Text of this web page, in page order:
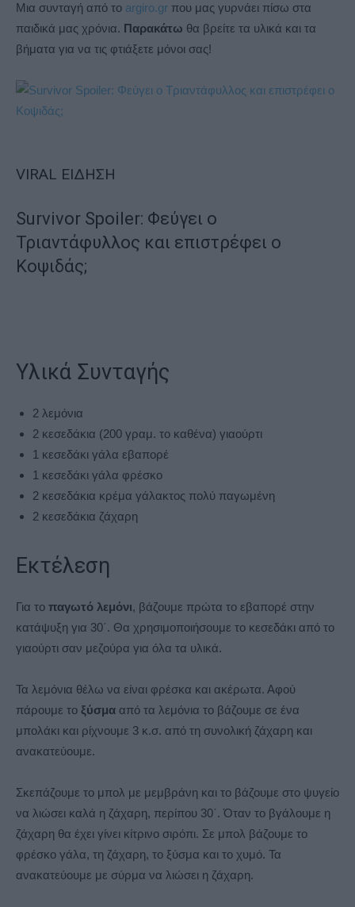
Μια συνταγή από το argiro.gr που μας γυρνάει πίσω στα
παιδικά μας χρόνια. Παρακάτω θα βρείτε τα υλικά και τα
βήματα για να τις φτιάξετε μόνοι σας!
VIRAL ΕΙΔΗΣΗ
Survivor Spoiler: Φεύγει ο
Τριαντάφυλλος και επιστρέφει ο
Κοψιδάς;
Υλικά Συνταγής
2 λεμόνια
2 κεσεδάκια (200 γραμ. το καθένα) γιαούρτι
1 κεσεδάκι γάλα εβαπορέ
1 κεσεδάκι γάλα φρέσκο
2 κεσεδάκια κρέμα γάλακτος πολύ παγωμένη
2 κεσεδάκια ζάχαρη
Εκτέλεση
Για το παγωτό λεμόνι, βάζουμε πρώτα το εβαπορέ στην
κατάψυξη για 30΄. Θα χρησιμοποιήσουμε το κεσεδάκι από το
γιαούρτι σαν μεζούρα για όλα τα υλικά.
Τα λεμόνια θέλω να είναι φρέσκα και ακέρωτα. Αφού
πάρουμε το ξύσμα από τα λεμόνια το βάζουμε σε ένα
μπολάκι και ρίχνουμε 3 κ.σ. από τη συνολική ζάχαρη και
ανακατεύουμε.
Σκεπάζουμε το μπολ με μεμβράνη και το βάζουμε στο ψυγείο
να λιώσει καλά η ζάχαρη, περίπου 30΄. Όταν το βγάλουμε η
ζάχαρη θα έχει γίνει κίτρινο σιρόπι. Σε μπολ βάζουμε το
φρέσκο γάλα, τη ζάχαρη, το ξύσμα και το χυμό. Τα
ανακατεύουμε με σύρμα να λιώσει η ζάχαρη.